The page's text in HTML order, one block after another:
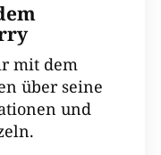
mit dem
über seine
und